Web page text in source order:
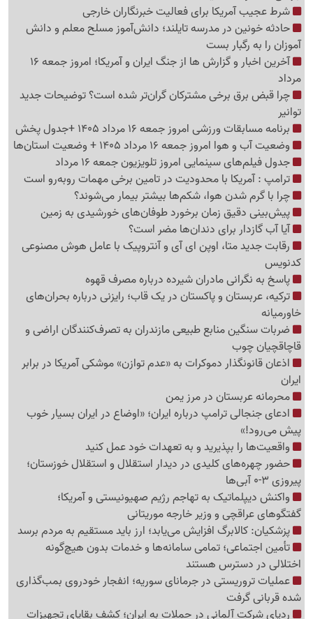
شرط عجیب آمریکا برای فعالیت خبرنگاران خارجی
حادثه خونین در مدرسه تایلند؛ دانش‌آموز مسلح معلم و دانش
آموزان را به رگبار بست
آخرین اخبار و گزارش ها از جنگ ایران و آمریکا؛ امروز جمعه 16
مرداد
چرا قبض برق برخی مشترکان گران‌تر شده است؟ توضیحات جدید
توانیر
برنامه مسابقات ورزشی امروز جمعه 16 مرداد 1405 +جدول پخش
وضعیت آب و هوا امروز جمعه 16 مرداد 1405 + وضعیت استان‌ها
جدول فیلم‌های سینمایی امروز تلویزیون جمعه 16 مرداد
ترامپ : آمریکا با محدودیت در تامین برخی مهمات روبه‌رو است
چرا با گرم شدن هوا، شکم‌ها بیشتر بیمار می‌شوند؟
پیش‌بینی دقیق زمان برخورد طوفان‌های خورشیدی به زمین
آیا آب گازدار برای دندان‌ها مضر است؟
رقابت جدید متا، اوپن ای آی و آنتروپیک با عامل هوش مصنوعی
کدنویس
پاسخ به نگرانی مادران شیرده درباره مصرف قهوه
ترکیه، عربستان و پاکستان در یک قاب؛ رایزنی درباره بحران‌های
خاورمیانه
ضربات سنگین منابع طبیعی مازندران به تصرف‌کنندگان اراضی و
قاچاقچیان چوب
اذعان قانونگذار دموکرات به «عدم توازن» موشکی آمریکا در برابر
ایران
محرمانه عربستان در مرز یمن
ادعای جنجالی ترامپ درباره ایران؛ «اوضاع در ایران بسیار خوب
پیش می‌رود!»
واقعیت‌ها را بپذیرید و به تعهدات خود عمل کنید
حضور چهره‌های کلیدی در دیدار استقلال و استقلال خوزستان؛
پیروزی 3-0 آبی‌ها
واکنش دیپلماتیک به تهاجم رژیم صهیونیستی و آمریکا؛
گفتگوهای عراقچی و وزیر خارجه موریتانی
پزشکیان: کالابرگ افزایش می‌یابد؛ ارز باید مستقیم به مردم برسد
تأمین اجتماعی؛ تمامی سامانه‌ها و خدمات بدون هیچ‌گونه
اختلالی در دسترس هستند
عملیات تروریستی در جرمانای سوریه؛ انفجار خودروی بمب‌گذاری
شده قربانی گرفت
ردپای شرکت آلمانی در حملات به ایران؛ کشف بقایای تجهیزات